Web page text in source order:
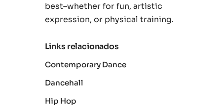
best–whether for fun, artistic
expression, or physical training.
Links relacionados
Contemporary Dance
Dancehall
Hip Hop